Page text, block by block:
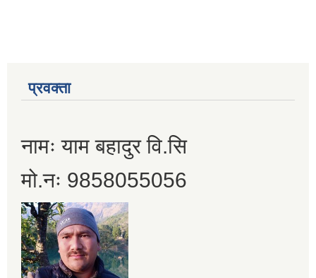
प्रवक्ता
नामः याम बहादुर वि.सि
मो.नः 9858055056